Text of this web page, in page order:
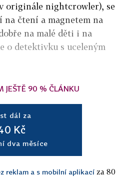
originále nightcrowler), se
na čtení a magnetem na
na malé děti i na
o detektivku s uceleným
JEŠTĚ 90 % ČLÁNKU
dál za
Kč
dva měsíce
reklam a s mobilní aplikací za 80